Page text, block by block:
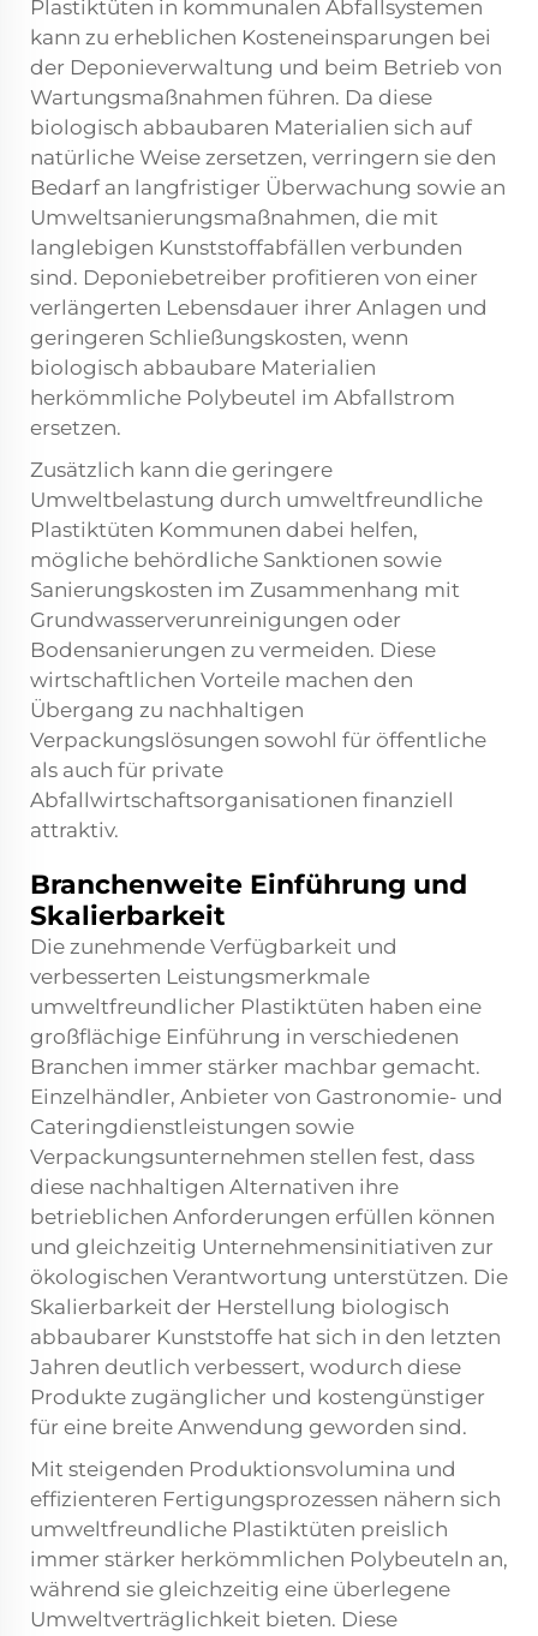
Plastiktüten in kommunalen Abfallsystemen
kann zu erheblichen Kosteneinsparungen bei
der Deponieverwaltung und beim Betrieb von
Wartungsmaßnahmen führen. Da diese
biologisch abbaubaren Materialien sich auf
natürliche Weise zersetzen, verringern sie den
Bedarf an langfristiger Überwachung sowie an
Umweltsanierungsmaßnahmen, die mit
langlebigen Kunststoffabfällen verbunden
sind. Deponiebetreiber profitieren von einer
verlängerten Lebensdauer ihrer Anlagen und
geringeren Schließungskosten, wenn
biologisch abbaubare Materialien
herkömmliche Polybeutel im Abfallstrom
ersetzen.
Zusätzlich kann die geringere
Umweltbelastung durch umweltfreundliche
Plastiktüten Kommunen dabei helfen,
mögliche behördliche Sanktionen sowie
Sanierungskosten im Zusammenhang mit
Grundwasserverunreinigungen oder
Bodensanierungen zu vermeiden. Diese
wirtschaftlichen Vorteile machen den
Übergang zu nachhaltigen
Verpackungslösungen sowohl für öffentliche
als auch für private
Abfallwirtschaftsorganisationen finanziell
attraktiv.
Branchenweite Einführung und
Skalierbarkeit
Die zunehmende Verfügbarkeit und
verbesserten Leistungsmerkmale
umweltfreundlicher Plastiktüten haben eine
großflächige Einführung in verschiedenen
Branchen immer stärker machbar gemacht.
Einzelhändler, Anbieter von Gastronomie- und
Cateringdienstleistungen sowie
Verpackungsunternehmen stellen fest, dass
diese nachhaltigen Alternativen ihre
betrieblichen Anforderungen erfüllen können
und gleichzeitig Unternehmensinitiativen zur
ökologischen Verantwortung unterstützen. Die
Skalierbarkeit der Herstellung biologisch
abbaubarer Kunststoffe hat sich in den letzten
Jahren deutlich verbessert, wodurch diese
Produkte zugänglicher und kostengünstiger
für eine breite Anwendung geworden sind.
Mit steigenden Produktionsvolumina und
effizienteren Fertigungsprozessen nähern sich
umweltfreundliche Plastiktüten preislich
immer stärker herkömmlichen Polybeuteln an,
während sie gleichzeitig eine überlegene
Umweltverträglichkeit bieten. Diese